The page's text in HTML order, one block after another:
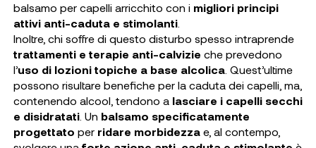
balsamo per capelli arricchito con i migliori principi
attivi anti-caduta e stimolanti.
Inoltre, chi soffre di questo disturbo spesso intraprende
trattamenti e terapie anti-calvizie che prevedono
l’uso di lozioni topiche a base alcolica. Quest’ultime
possono risultare benefiche per la caduta dei capelli, ma,
contenendo alcool, tendono a lasciare i capelli secchi
e disidratati. Un balsamo specificatamente
progettato per ridare morbidezzae, al contempo,